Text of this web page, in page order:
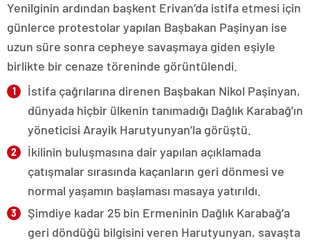
Yenilginin ardından başkent Erivan’da istifa etmesi için
günlerce protestolar yapılan Başbakan Paşinyan ise
uzun süre sonra cepheye savaşmaya giden eşiyle
birlikte bir cenaze töreninde görüntülendi.
İstifa çağrılarına direnen Başbakan Nikol Paşinyan,
dünyada hiçbir ülkenin tanımadığı Dağlık Karabağ’ın
yöneticisi Arayik Harutyunyan’la görüştü.
İkilinin buluşmasına dair yapılan açıklamada
çatışmalar sırasında kaçanların geri dönmesi ve
normal yaşamın başlaması masaya yatırıldı.
Şimdiye kadar 25 bin Ermeninin Dağlık Karabağ’a
geri döndüğü bilgisini veren Harutyunyan, savaşta